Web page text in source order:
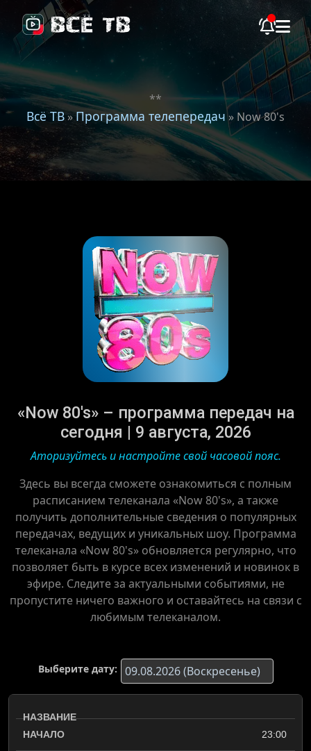
**
Всё ТВ »Программа телепередач» Now 80's
«Now 80's» – программа передач на
сегодня | 9 августа, 2026
Аторизуйтесь и настройте свой часовой пояс.
Здесь вы всегда сможете ознакомиться с полным
расписанием телеканала «Now 80's», а также
получить дополнительные сведения о популярных
передачах, ведущих и уникальных шоу. Программа
телеканала «Now 80's» обновляется регулярно, что
позволяет быть в курсе всех изменений и новинок в
эфире. Следите за актуальными событиями, не
пропустите ничего важного и оставайтесь на связи с
любимым телеканалом.
Выберите дату:
23:00